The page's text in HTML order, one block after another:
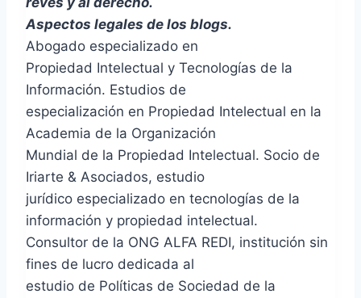
Aspectos legales de los blogs.
Abogado especializado en
Propiedad Intelectual y Tecnologías de la
Información. Estudios de
especialización en Propiedad Intelectual en la
Academia de la Organización
Mundial de la Propiedad Intelectual. Socio de
Iriarte & Asociados, estudio
jurídico especializado en tecnologías de la
información y propiedad intelectual.
Consultor de la ONG ALFA REDI, institución sin
fines de lucro dedicada al
estudio de Políticas de Sociedad de la